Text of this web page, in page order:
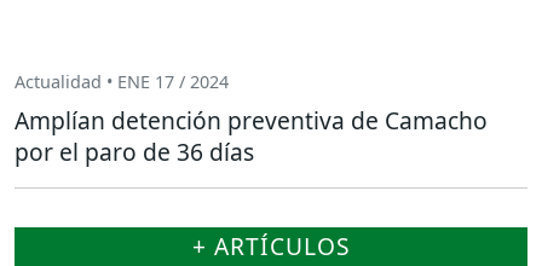
Actualidad • ENE 17 / 2024
Amplían detención preventiva de Camacho
por el paro de 36 días
+ ARTÍCULOS